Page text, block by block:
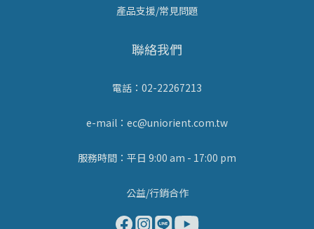
產品支援/常見問題
聯絡我們
電話：02-22267213
e-mail：ec@uniorient.com.tw
服務時間：平日 9:00 am - 17:00 pm
公益/行銷合作